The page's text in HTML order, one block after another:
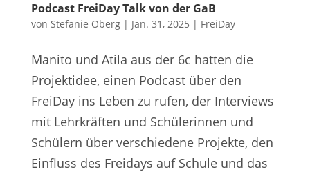
Podcast FreiDay Talk von der GaB
von Stefanie Oberg| Jan. 31, 2025 | FreiDay
Manito und Atila aus der 6c hatten die
Projektidee, einen Podcast über den
FreiDay ins Leben zu rufen, der Interviews
mit Lehrkräften und Schülerinnen und
Schülern über verschiedene Projekte, den
Einfluss des Freidays auf Schule und das